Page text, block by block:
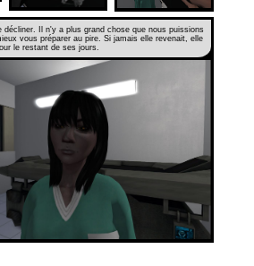
décliner. Il n'y a plus grand chose que nous puissions
vous préparer au pire. Si jamais elle revenait, elle
le restant de ses jours.